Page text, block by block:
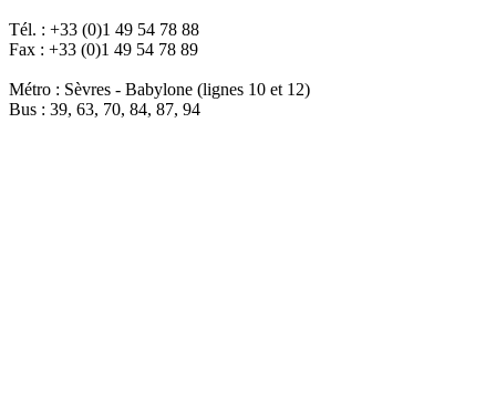
Tél. : +33 (0)1 49 54 78 88
Fax : +33 (0)1 49 54 78 89
Métro : Sèvres - Babylone (lignes 10 et 12)
Bus : 39, 63, 70, 84, 87, 94